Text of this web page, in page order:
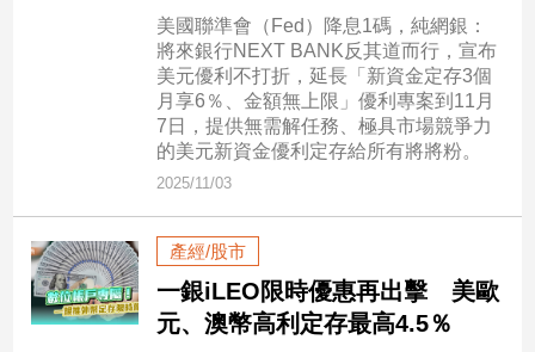
科
技/
遊
美國聯準會（Fed）降息1碼，純網銀：
將來銀行NEXT BANK反其道而行，宣布
美元優利不打折，延長「新資金定存3個
月享6％、金額無上限」優利專案到11月
7日，提供無需解任務、極具市場競爭力
的美元新資金優利定存給所有將將粉。
2025/11/03
產經/股市
一銀iLEO限時優惠再出擊 美歐
元、澳幣高利定存最高4.5％